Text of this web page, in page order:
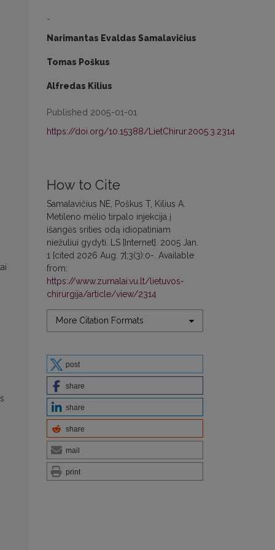
-
Narimantas Evaldas Samalavičius
Tomas Poškus
Alfredas Kilius
Published 2005-01-01
https://doi.org/10.15388/LietChirur.2005.3.2314
How to Cite
Samalavičius NE, Poškus T, Kilius A.
Metileno mėlio tirpalo injekcija į
išangės srities odą idiopatiniam
niežuliui gydyti. LS [Internet]. 2005 Jan.
1 [cited 2026 Aug. 7];3(3):0-. Available
from:
https://www.zurnalai.vu.lt/lietuvos-
chirurgija/article/view/2314
More Citation Formats
post
share
share
share
mail
print